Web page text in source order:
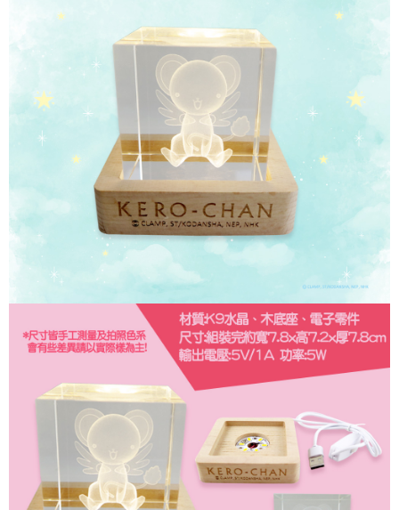
購買商品的店家。未經商家同意取消之訂單仍視為有效，需透過AFTEE先享
後付繳納相關費用。
※ 交易是否成功請以「AFTEE先享後付 」之結帳頁面顯示為準，若有關於
是否繳費成功／繳費後需取消欲退款等相關疑問，請聯繫「AFTEE先享後付
客戶支援中心」
https://netprotections.freshdesk.com/support/home
１．透過由恩沛科技股份有限公司提供之「AFTEE先享後付」服務完成之交
易，需依本服務之必要範圍內提供個人資料，並將交易相關給付款項請求債
權轉讓予恩沛科技股份有限公司。
２．關於個人資料處理事宜，請瀏覽以下網址：
https://aftee.tw/terms/#terms3
３．未成年的使用者請事先徵得法定代理人或監護人之同意方可使用
「AFTEE先享後付」，若未經同意申辦者引起之損失，本公司不負相關責
４．使用「AFTEE先享後付」時，將依據個別帳號之用戶狀況，依本公司即
時審查核予不同之上限額度；若仍有額度不足之情形，本公司將視審查結果
５．嚴禁一人註冊多個帳號或使用他人資訊註冊。若發現惡意使用之情形，
恩沛科技股份有限公司將有權停止該用戶之使用額度並採取法律行動。
每筆NT$60，滿NT$499(含以上)免運費
付款後7-11取貨
每筆NT$60，滿NT$499(含以上)免運費
每筆NT$120，滿NT$499(含以上)免運費
查看運費